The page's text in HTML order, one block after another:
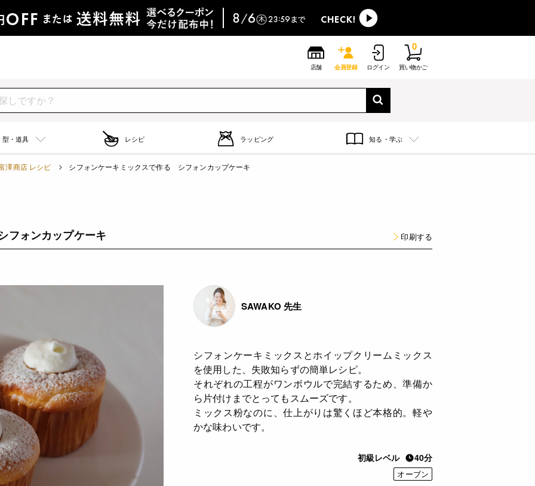
店舗 会員登録 ログイン 買い物かご
0
型・道具 レシピ ラッピング 知る・学ぶ
澤商店 レシピ シフォンケーキミックスで作る シフォンカップケーキ
フォンカップケーキ 印刷する
SAWAKO 先生
シフォンケーキミックスとホイップクリームミックス
を使用した、失敗知らずの簡単レシピ。
それぞれの工程がワンボウルで完結するため、準備か
ら片付けまでとってもスムーズです。
ミックス粉なのに、仕上がりは驚くほど本格的。軽や
かな味わいです。
初級レベル 40分
オーブン